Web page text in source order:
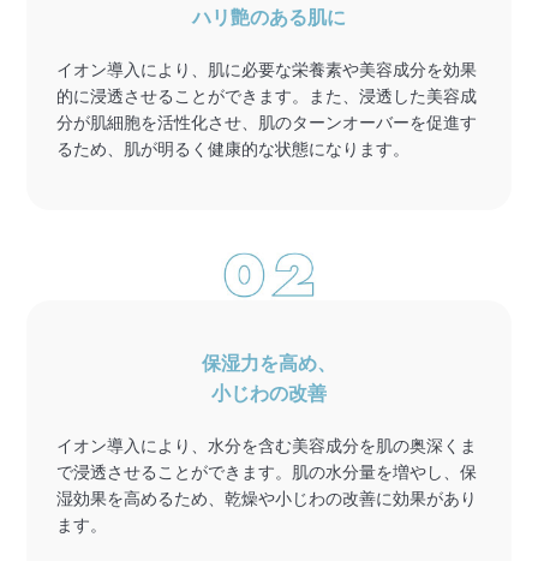
ハリ艶のある肌に
イオン導入により、肌に必要な栄養素や美容成分を効果
的に浸透させることができます。また、浸透した美容成
分が肌細胞を活性化させ、肌のターンオーバーを促進す
るため、肌が明るく健康的な状態になります。
保湿力を高め、
小じわの改善
イオン導入により、水分を含む美容成分を肌の奥深くま
で浸透させることができます。肌の水分量を増やし、保
湿効果を高めるため、乾燥や小じわの改善に効果があり
ます。